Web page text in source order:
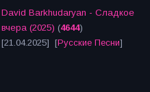
David Barkhudaryan - Сладкое
вчера (2025) (4644)
[21.04.2025] [Русские Песни]